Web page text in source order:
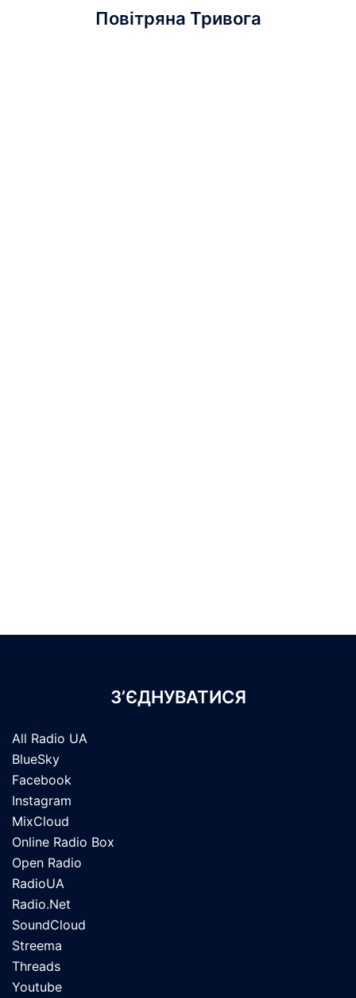
Повітряна Тривога
З’ЄДНУВАТИСЯ
All Radio UA
BlueSky
Facebook
Instagram
MixCloud
Online Radio Box
Open Radio
RadioUA
Radio.Net
SoundCloud
Streema
Threads
Youtube